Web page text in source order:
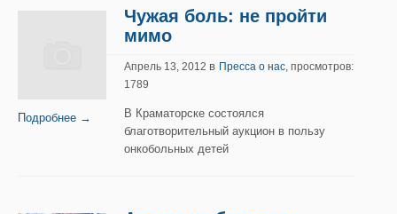
Подробнее →
Чужая боль: не пройти
мимо
Апрель 13, 2012 в Пресса о нас , просмотров:
1789
В Краматорске состоялся
благотворительный аукцион в пользу
онкобольных детей